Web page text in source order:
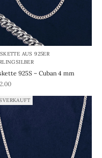
AUS 925ER
925S – Cuban 4 mm
pris